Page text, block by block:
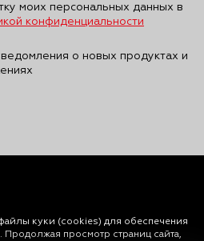
моих персональных данных в
конфиденциальности
о новых продуктах и
куки (cookies) для обеспечения
просмотр страниц сайта,